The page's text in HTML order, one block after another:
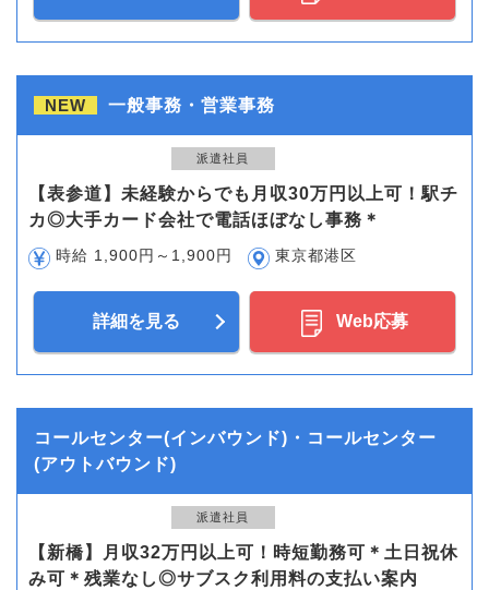
NEW 一般事務・営業事務
派遣社員
【表参道】未経験からでも月収30万円以上可！駅チ
カ◎大手カード会社で電話ほぼなし事務＊
時給 1,900円～1,900円 東京都港区
詳細を見る Web応募
コールセンター(インバウンド)・コールセンター
(アウトバウンド)
派遣社員
【新橋】月収32万円以上可！時短勤務可＊土日祝休
み可＊残業なし◎サブスク利用料の支払い案内